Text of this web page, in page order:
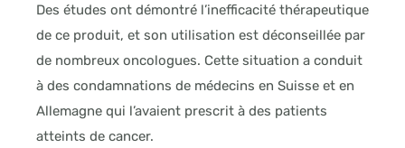
Des études ont démontré l’inefficacité thérapeutique
de ce produit, et son utilisation est déconseillée par
de nombreux oncologues. Cette situation a conduit
à des condamnations de médecins en Suisse et en
Allemagne qui l’avaient prescrit à des patients
atteints de cancer.